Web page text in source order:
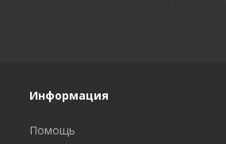
Информация
Помощь